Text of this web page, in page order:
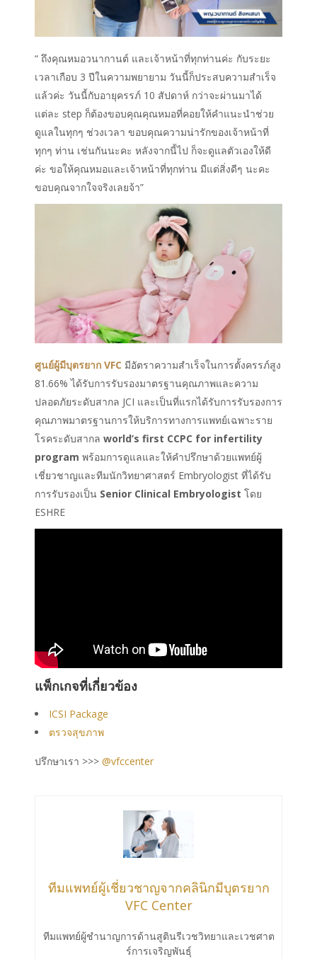
“ ถึงคุณหมอวนากานต์ และเจ้าหน้าที่ทุกท่านค่ะ กับระยะ
เวลาเกือบ 3 ปีในความพยายาม วันนี้ก็ประสบความสำเร็จ
แล้วค่ะ วันนี้กับอายุครรภ์ 10 สัปดาห์ กว่าจะผ่านมาได้
แต่ละ step ก็ต้องขอบคุณคุณหมอที่คอยให้คำแนะนำช่วย
ดูแลในทุกๆ ช่วงเวลา ขอบคุณความน่ารักของเจ้าหน้าที่
ทุกๆ ท่าน เช่นกันนะคะ หลังจากนี้ไป ก็จะดูแลตัวเองให้ดี
ค่ะ ขอให้คุณหมอและเจ้าหน้าที่ทุกท่าน มีแต่สิ่งดีๆ นะคะ
ขอบคุณจากใจจริงเลยจ้า”
ศูนย์ผู้มีบุตรยาก VFC มีอัตราความสำเร็จในการตั้งครรภ์สูง
81.66% ได้รับการรับรองมาตรฐานคุณภาพและความ
ปลอดภัยระดับสากล JCI และเป็นที่แรกได้รับการรับรองการ
คุณภาพมาตรฐานการให้บริการทางการแพทย์เฉพาะราย
โรคระดับสากล world’s first CCPC for infertility
program พร้อมการดูแลและให้คำปรึกษาด้วยแพทย์ผู้
เชี่ยวชาญและทีมนักวิทยาศาสตร์ Embryologist ที่ได้รับ
การรับรองเป็น Senior Clinical Embryologist โดย
ESHRE
แพ็กเกจที่เกี่ยวข้อง
ICSI Package
ตรวจสุขภาพ
ปรึกษาเรา >>> @vfccenter
ทีมแพทย์ผู้เชี่ยวชาญจากคลินิกมีบุตรยาก
VFC Center
ทีมแพทย์ผู้ชำนาญการด้านสูตินรีเวชวิทยาและเวชศาต
ร์การเจริญพันธ์ุ